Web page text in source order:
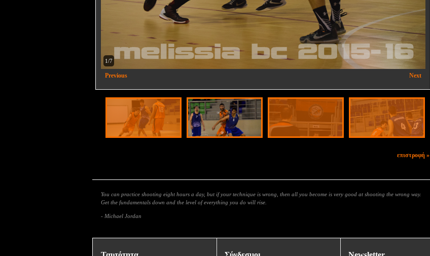
2/7
ΜΕΛΙΣΣΙΑ - ΑΠΟΛΛΩΝ 60-58
Previous Next
επιστροφή »
You can practice shooting eight hours a day, but if your technique is wrong, then all you become is very good at shooting the wrong way.
Get the fundamentals down and the level of everything you do will rise.
- Michael Jordan